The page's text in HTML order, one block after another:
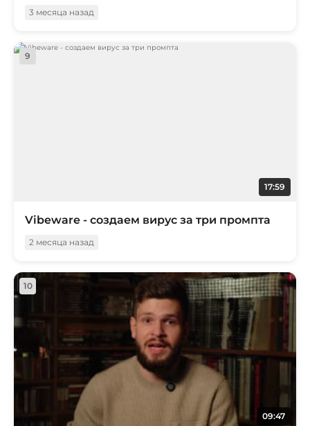
3 месяца назад
9
17:59
Vibeware - создаем вирус за три промпта
2 месяца назад
10
09:47